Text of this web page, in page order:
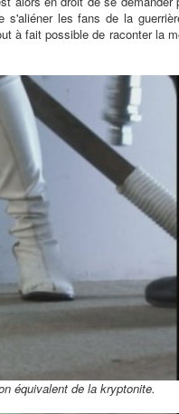
les fans de la
à fait possible de raconter la
équivalent de la kryptonite.